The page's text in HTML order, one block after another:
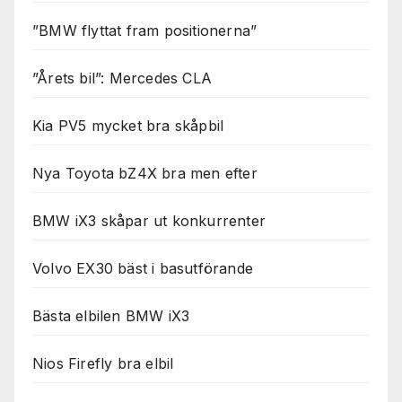
”BMW flyttat fram positionerna”
”Årets bil”: Mercedes CLA
Kia PV5 mycket bra skåpbil
Nya Toyota bZ4X bra men efter
BMW iX3 skåpar ut konkurrenter
Volvo EX30 bäst i basutförande
Bästa elbilen BMW iX3
Nios Firefly bra elbil